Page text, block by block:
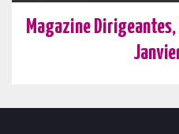
Magazine